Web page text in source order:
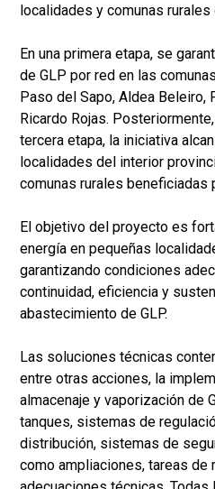
localidades y comunas
En una primera etapa, se
de GLP por red en las
Paso del Sapo, Aldea Beleiro,
Ricardo Rojas.
tercera etapa, la iniciativa
localidades del interior
comunas rurales beneficiadas
El objetivo del proyecto es
energía en pequeñas
garantizando condiciones
continuidad, eficiencia y
abastecimiento de GLP.
Las soluciones técnicas
entre otras acciones, la
almacenaje y vaporización de
tanques, sistemas de
distribución, sistemas de
como ampliaciones, tareas de